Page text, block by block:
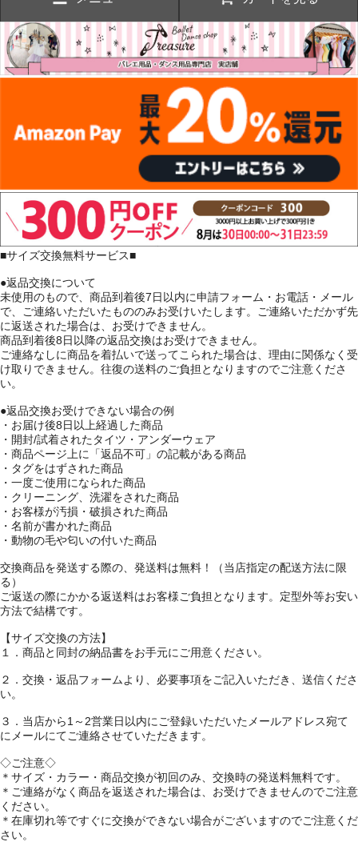
■サイズ交換無料サービス■
●返品交換について
未使用のもので、商品到着後7日以内に申請フォーム・お電話・メール
で、ご連絡いただいたもののみお受けいたします。ご連絡いただかず先
に返送された場合は、お受けできません。
商品到着後8日以降の返品交換はお受けできません。
ご連絡なしに商品を着払いで送ってこられた場合は、理由に関係なく受
け取りできません。往復の送料のご負担となりますのでご注意くださ
い。
●返品交換お受けできない場合の例
・お届け後8日以上経過した商品
・開封/試着されたタイツ・アンダーウェア
・商品ページ上に「返品不可」の記載がある商品
・タグをはずされた商品
・一度ご使用になられた商品
・クリーニング、洗濯をされた商品
・お客様が汚損・破損された商品
・名前が書かれた商品
・動物の毛や匂いの付いた商品
交換商品を発送する際の、発送料は無料！（当店指定の配送方法に限
る）
ご返送の際にかかる返送料はお客様ご負担となります。定型外等お安い
方法で結構です。
【サイズ交換の方法】
１．商品と同封の納品書をお手元にご用意ください。
２．交換・返品フォームより、必要事項をご記入いただき、送信くださ
い。
３．当店から1～2営業日以内にご登録いただいたメールアドレス宛て
にメールにてご連絡させていただきます。
◇ご注意◇
＊サイズ・カラー・商品交換が初回のみ、交換時の発送料無料です。
＊ご連絡がなく商品を返送された場合は、お受けできませんのでご注意
ください。
＊在庫切れ等ですぐに交換ができない場合がございますのでご注意くだ
さい。